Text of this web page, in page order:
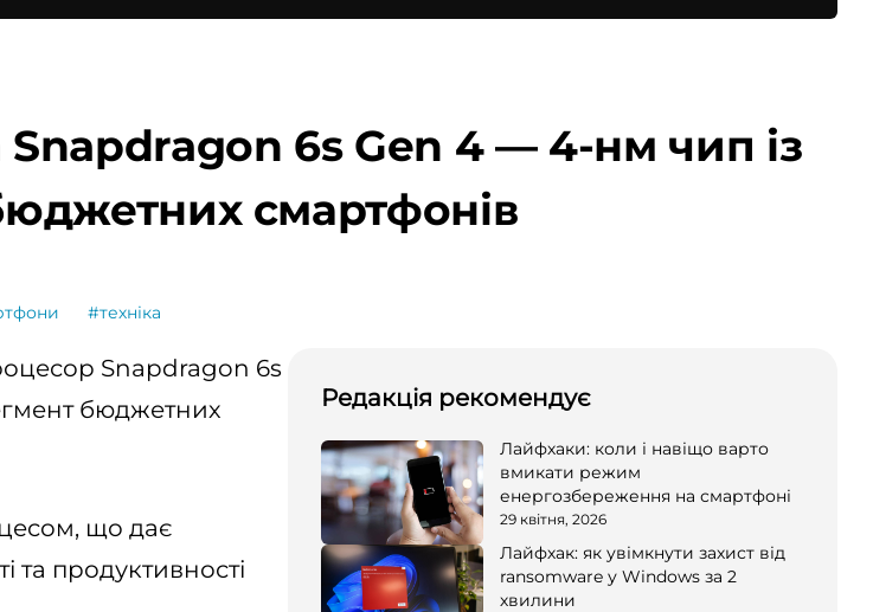
6s Gen 4 — 4-нм чип із
смартфонів
#техніка
Snapdragon 6s
бюджетних
що дає
та продуктивності
Редакція рекомендує
Лайфхаки: коли і навіщо варто
вмикати режим
енергозбереження на смартфоні
29 квітня, 2026
Лайфхак: як увімкнути захист від
ransomware у Windows за 2
хвилини